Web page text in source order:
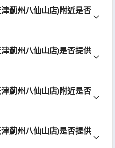
薊州八仙山店)附近是否
薊州八仙山店)是否提供
薊州八仙山店)附近是否
薊州八仙山店)是否提供